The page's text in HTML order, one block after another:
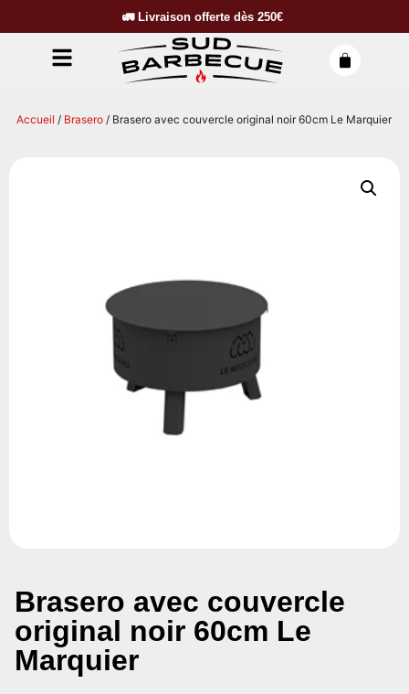
🚛 Livraison offerte dès 250€
Accueil / Brasero / Brasero avec couvercle original noir 60cm Le Marquier
Brasero avec couvercle
original noir 60cm Le
Marquier